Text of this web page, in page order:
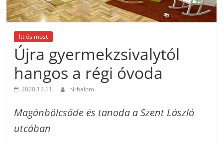
Itt és most
Újra gyermekzsivalytól
hangos a régi óvoda
2020.12.11. hirhalom
Magánbölcsőde és tanoda a Szent László
utcában